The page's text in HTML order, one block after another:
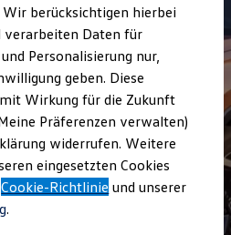
und Gebrauchtwagen
Zertifizierte Gebrauchtwagen
bei Gebrauchtwagen
berücksichtigen hierbei
verarbeiten Daten für
Personalisierung nur,
geben. Diese
Wirkung für die Zukunft
Präferenzen verwalten)
widerrufen. Weitere
eingesetzten Cookies
Cookie-Richtlinie und unserer
.